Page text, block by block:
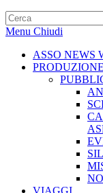
Menu Chiudi
ASSO NEWS
VIAGGI